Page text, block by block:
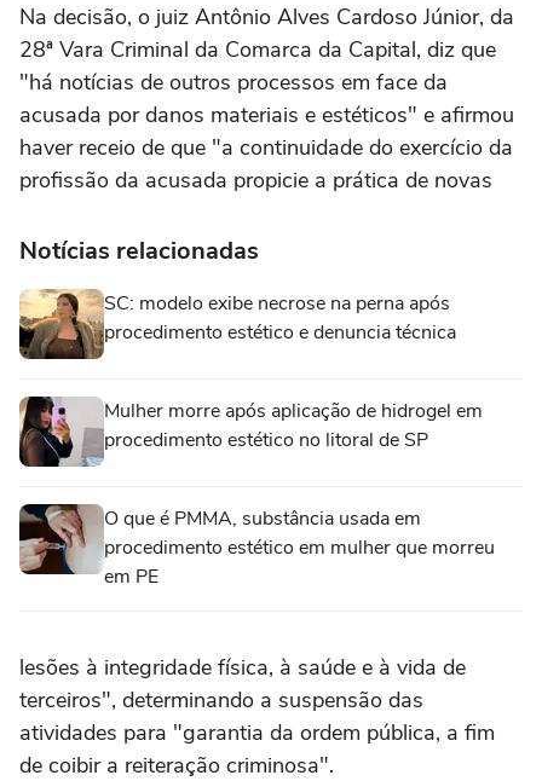
Na decisão, o juiz Antônio Alves Cardoso Júnior, da
28ª Vara Criminal da Comarca da Capital, diz que
"há notícias de outros processos em face da
acusada por danos materiais e estéticos" e afirmou
haver receio de que "a continuidade do exercício da
profissão da acusada propicie a prática de novas
Notícias relacionadas
SC: modelo exibe necrose na perna após
procedimento estético e denuncia técnica
Mulher morre após aplicação de hidrogel em
procedimento estético no litoral de SP
O que é PMMA, substância usada em
procedimento estético em mulher que morreu
em PE
lesões à integridade física, à saúde e à vida de
terceiros", determinando a suspensão das
atividades para "garantia da ordem pública, a fim
de coibir a reiteração criminosa".